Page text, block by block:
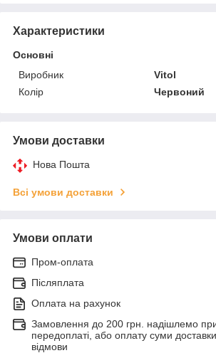
Характеристики
Основні
Виробник
Vitol
Колір
Червоний
Умови доставки
Нова Пошта
Всі умови доставки
Умови оплати
Пром-оплата
Післяплата
Оплата на рахунок
Замовлення до 200 грн. надішлемо
передоплаті, або оплату суми
відмови